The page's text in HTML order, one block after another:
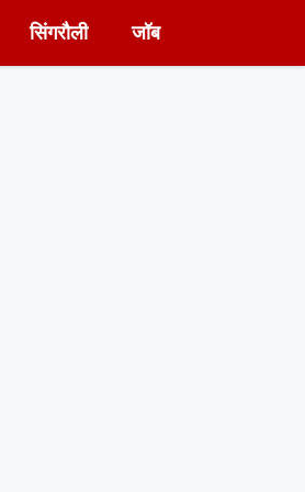
सिंगरौली जॉब